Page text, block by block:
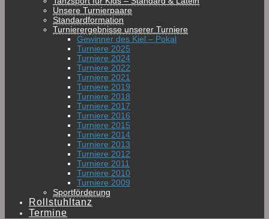
Unsere Turnierpaare
Standardformation
Turnierergebnisse unserer Turniere
Gewinner des Kiel – Pokal
Turniere 2025
Turniere 2024
Turniere 2022
Turniere 2021
Turniere 2019
Turniere 2018
Turniere 2017
Turniere 2016
Turniere 2015
Turniere 2014
Turniere 2013
Turniere 2012
Turniere 2011
Turniere 2010
Turniere 2009
Sportförderung
Rollstuhltanz
Termine